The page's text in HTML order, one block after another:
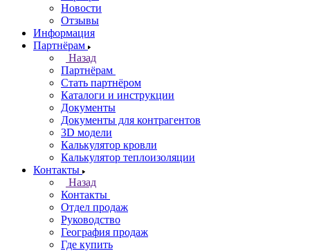
Новости
Отзывы
Информация
Партнёрам
Назад
Партнёрам
Стать партнёром
Каталоги и инструкции
Документы
Документы для контрагентов
3D модели
Калькулятор кровли
Калькулятор теплоизоляции
Контакты
Назад
Контакты
Отдел продаж
Руководство
География продаж
Где купить